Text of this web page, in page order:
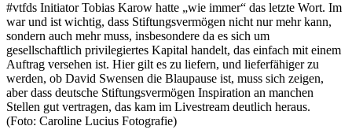
#vtfds Initiator Tobias Karow hatte „wie immer“ das letzte Wort. Im
war und ist wichtig, dass Stiftungsvermögen nicht nur mehr kann,
sondern auch mehr muss, insbesondere da es sich um
gesellschaftlich privilegiertes Kapital handelt, das einfach mit einem
Auftrag versehen ist. Hier gilt es zu liefern, und lieferfähiger zu
werden, ob David Swensen die Blaupause ist, muss sich zeigen,
aber dass deutsche Stiftungsvermögen Inspiration an manchen
Stellen gut vertragen, das kam im Livestream deutlich heraus.
(Foto: Caroline Lucius Fotografie)